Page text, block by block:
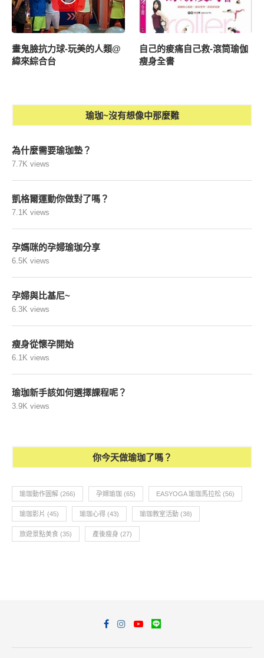
畫鬼臉抗力球-玩美的人類@
緯來綜合台
自己的痠痛自己救-滾筒瑜伽
瘦身全書
瑜珈~沒有想像中那麼難
為什麼需要瑜珈墊？
7.7K views
凱格爾運動你做對了嗎？
7.1K views
孕媽咪的孕婦瑜珈分享
6.5K views
孕婦與比基尼~
6.3K views
瘦身從懷孕開始
6.1K views
瑜珈新手該如何選擇課程呢？
3.9K views
你今天做瑜珈了嗎？
瑜珈動作圖解 (266) 孕婦瑜珈 (65) EASYOGA 瑜珈馬拉松 (56)
瑜珈影片 (45) 瑜珈心得 (43) 瑜珈教室活動 (38)
旅遊景點美食 (35) 產後瘦身 (27)